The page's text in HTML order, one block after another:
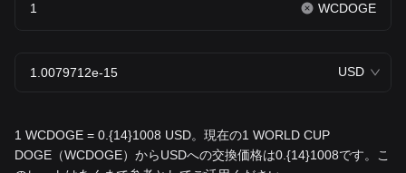
WCDOGE
USD
1 WCDOGE = 0.{14}1008 USD。現在の1 WORLD CUP
DOGE（WCDOGE）からUSDへの交換価格は0.{14}1008です。こ